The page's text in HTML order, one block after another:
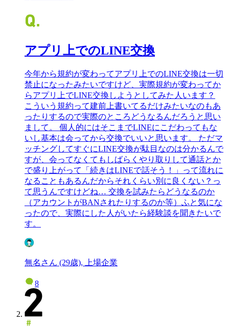
アプリ上でのLINE交換
今年から規約が変わってアプリ上でのLINE交換は一切
禁止になったみたいですけど、実際規約が変わってか
らアプリ上でLINE交換しようとしてみた人います？
こういう規約って建前上書いてるだけみたいなのもあ
ったりするので実際のところどうなるんだろうと思い
まして。 個人的にはそこまでLINEにこだわってもな
いし基本は会ってから交換でいいと思います。 ただマ
ッチングしてすぐにLINE交換が駄目なのは分かるんで
すが、会ってなくてもしばらくやり取りして通話とか
で盛り上がって「続きはLINEで話そう！」って流れに
なることもあるんだからそれくらい別に良くない？っ
て思うんですけどね… 交換を試みたらどうなるのか
（アカウントがBANされたりするのか等）ふと気にな
ったので、実際にした人がいたら経験談を聞きたいで
す。
無名さん (29歳), 上場企業
8